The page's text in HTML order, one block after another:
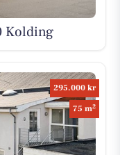
Kolding
295.000 kr
75 m2